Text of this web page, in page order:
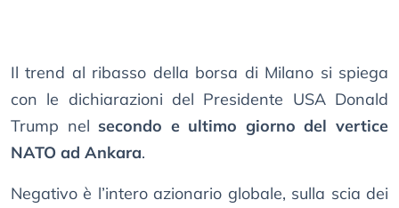
Il trend al ribasso della borsa di Milano si spiega
con le dichiarazioni del Presidente USA Donald
Trump nel secondo e ultimo giorno del vertice
NATO ad Ankara.
Negativo è l’intero azionario globale, sulla scia dei